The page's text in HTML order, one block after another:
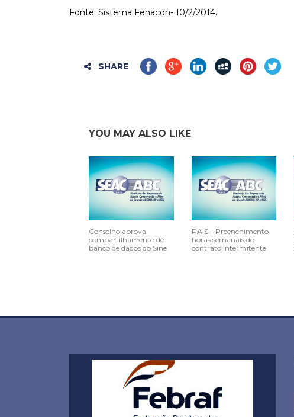
Fonte: Sistema Fenacon- 10/2/2014.
SHARE
YOU MAY ALSO LIKE
Conselho aprova
compartilhamento de
banco de dados do Sine
RAIS – Preenchimento
horas semanais do
contrato intermitente